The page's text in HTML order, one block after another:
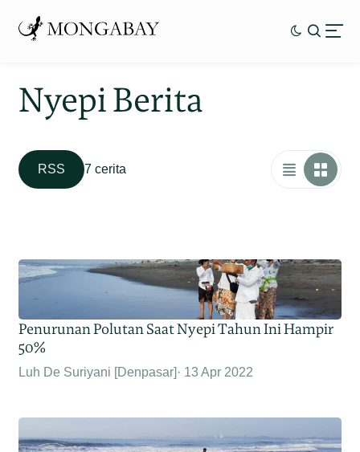
Nyepi Berita
RSS 7 cerita
Penurunan Polutan Saat Nyepi Tahun Ini Hampir
50%
Luh De Suriyani [Denpasar] 13 Apr 2022